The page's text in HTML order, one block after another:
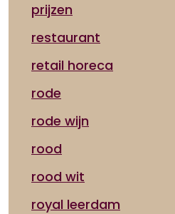
prijzen
restaurant
retail horeca
rode
rode wijn
rood
rood wit
royal leerdam